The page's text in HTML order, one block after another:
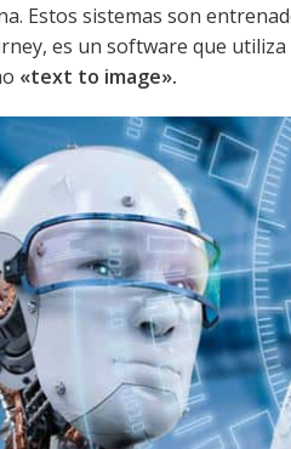
Estos sistemas son
es un software que
«text to image».